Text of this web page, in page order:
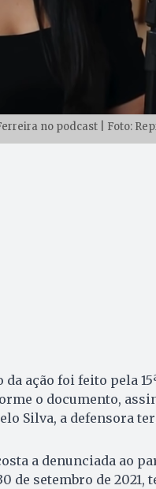
no podcast | Foto:
da ação foi feito pela
o documento,
Silva, a defensora
a denunciada ao
de setembro de